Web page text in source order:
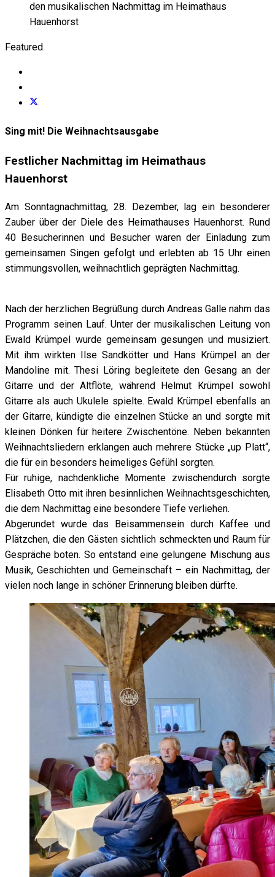
den musikalischen Nachmittag im Heimathaus
Hauenhorst
Featured
Sing mit! Die Weihnachtsausgabe
Festlicher Nachmittag im Heimathaus
Hauenhorst
Am Sonntagnachmittag, 28. Dezember, lag ein besonderer
Zauber über der Diele des Heimathauses Hauenhorst. Rund
40 Besucherinnen und Besucher waren der Einladung zum
gemeinsamen Singen gefolgt und erlebten ab 15 Uhr einen
stimmungsvollen, weihnachtlich geprägten Nachmittag.
Nach der herzlichen Begrüßung durch Andreas Galle nahm das
Programm seinen Lauf. Unter der musikalischen Leitung von
Ewald Krümpel wurde gemeinsam gesungen und musiziert.
Mit ihm wirkten Ilse Sandkötter und Hans Krümpel an der
Mandoline mit. Thesi Löring begleitete den Gesang an der
Gitarre und der Altflöte, während Helmut Krümpel sowohl
Gitarre als auch Ukulele spielte. Ewald Krümpel ebenfalls an
der Gitarre, kündigte die einzelnen Stücke an und sorgte mit
kleinen Dönken für heitere Zwischentöne. Neben bekannten
Weihnachtsliedern erklangen auch mehrere Stücke „up Platt“,
die für ein besonders heimeliges Gefühl sorgten.
Für ruhige, nachdenkliche Momente zwischendurch sorgte
Elisabeth Otto mit ihren besinnlichen Weihnachtsgeschichten,
die dem Nachmittag eine besondere Tiefe verliehen.
Abgerundet wurde das Beisammensein durch Kaffee und
Plätzchen, die den Gästen sichtlich schmeckten und Raum für
Gespräche boten. So entstand eine gelungene Mischung aus
Musik, Geschichten und Gemeinschaft – ein Nachmittag, der
vielen noch lange in schöner Erinnerung bleiben dürfte.